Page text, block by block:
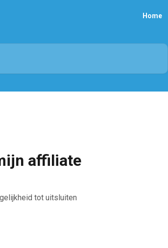
Home
affiliate
tot uitsluiten